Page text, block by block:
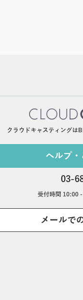
クラウドキャスティングは
ヘルプ
03-
受付時間 10:00 -
メールで